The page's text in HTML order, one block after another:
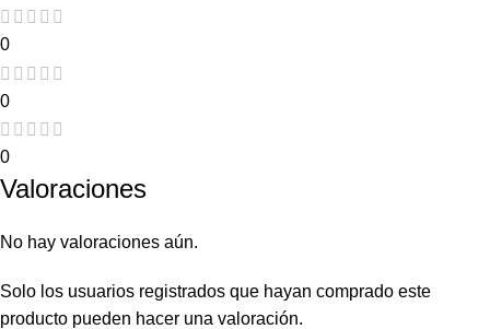
0
0
0
Valoraciones
No hay valoraciones aún.
Solo los usuarios registrados que hayan comprado este
producto pueden hacer una valoración.